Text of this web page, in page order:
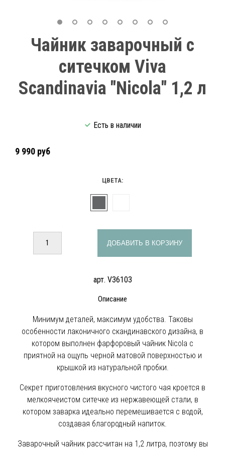
Чайник заварочный с
ситечком Viva
Scandinavia "Nicola" 1,2 л
Есть в наличии
9 990 руб
ЦВЕТА:
ДОБАВИТЬ В КОРЗИНУ
арт. V36103
Описание
Минимум деталей, максимум удобства. Таковы
особенности лаконичного скандинавского дизайна, в
котором выполнен фарфоровый чайник Nicola с
приятной на ощупь черной матовой поверхностью и
крышкой из натуральной пробки.
Секрет приготовления вкусного чистого чая кроется в
мелкоячеистом ситечке из нержавеющей стали, в
котором заварка идеально перемешивается с водой,
создавая благородный напиток.
Заварочный чайник рассчитан на 1,2 литра, поэтому вы